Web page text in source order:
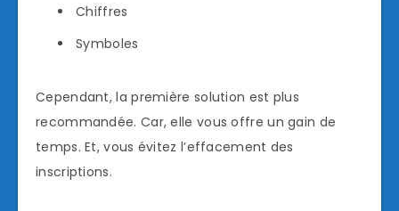
Chiffres
Symboles
Cependant, la première solution est plus
recommandée. Car, elle vous offre un gain de
temps. Et, vous évitez l’effacement des
inscriptions.